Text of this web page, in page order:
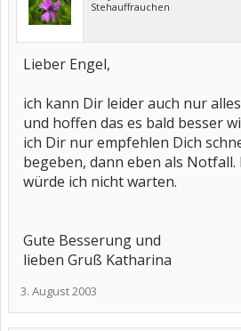
Stehauffrauchen
Lieber Engel,
ich kann Dir leider auch nur
und hoffen das es bald besser
ich Dir nur empfehlen Dich
begeben, dann eben als
würde ich nicht warten.
Gute Besserung und
lieben Gruß Katharina
3. August 2003